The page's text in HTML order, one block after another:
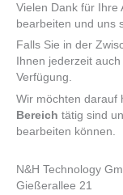
Vielen Dank für Ihre
bearbeiten und uns
Falls Sie in der
Ihnen jederzeit
Verfügung.
Wir möchten darauf
Bereich tätig sind
bearbeiten können.
N&H Technology
Gießerallee 21